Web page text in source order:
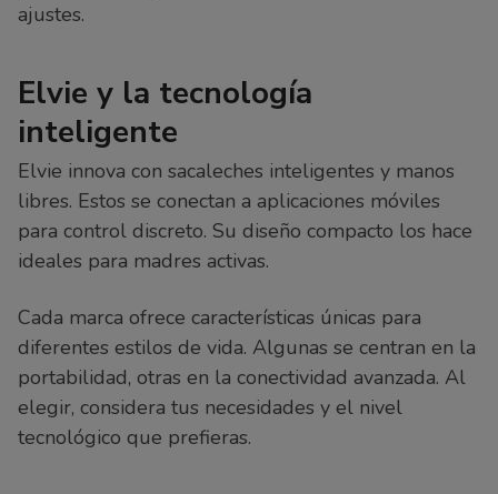
ajustes.
Elvie y la tecnología
inteligente
Elvie innova con sacaleches inteligentes y manos
libres. Estos se conectan a aplicaciones móviles
para control discreto. Su diseño compacto los hace
ideales para madres activas.
Cada marca ofrece características únicas para
diferentes estilos de vida. Algunas se centran en la
portabilidad, otras en la conectividad avanzada. Al
elegir, considera tus necesidades y el nivel
tecnológico que prefieras.